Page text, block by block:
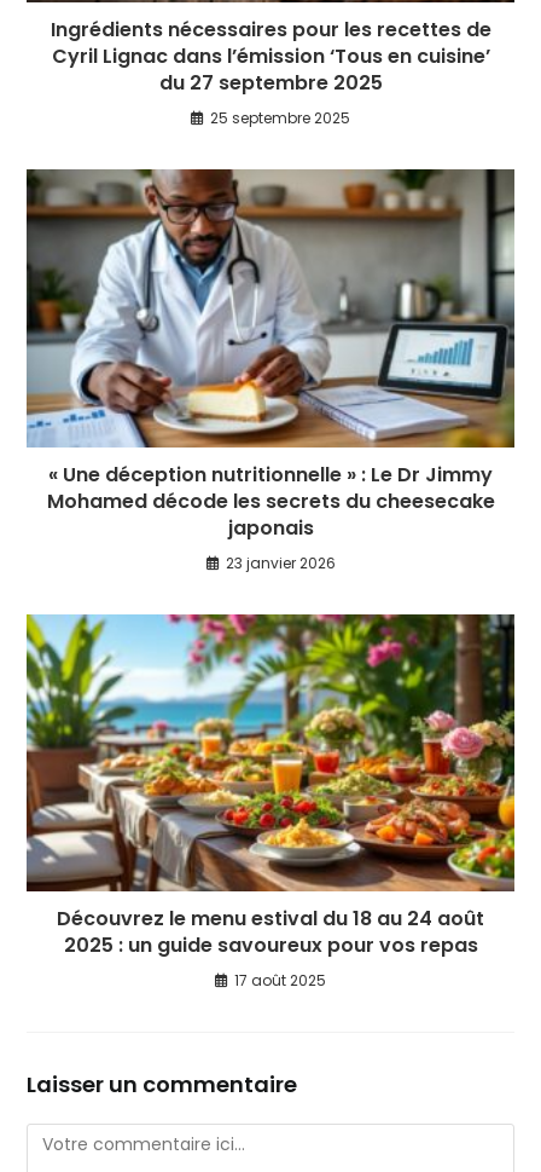
Ingrédients nécessaires pour les recettes de
Cyril Lignac dans l’émission ‘Tous en cuisine’
du 27 septembre 2025
25 septembre 2025
« Une déception nutritionnelle » : Le Dr Jimmy
Mohamed décode les secrets du cheesecake
japonais
23 janvier 2026
Découvrez le menu estival du 18 au 24 août
2025 : un guide savoureux pour vos repas
17 août 2025
Laisser un commentaire